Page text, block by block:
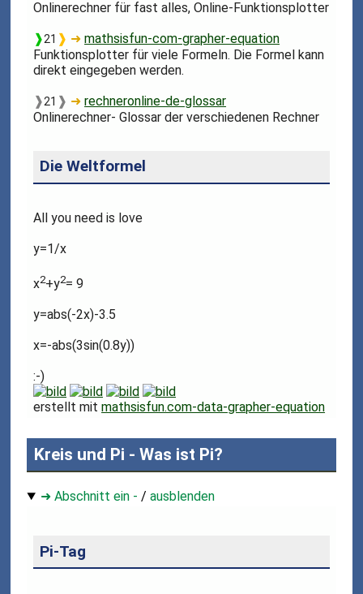
Onlinerechner für fast alles, Online-Funktionsplotter
❱21 ❱ ➜mathsisfun-com-grapher-equation
Funktionsplotter für viele Formeln. Die Formel kann
direkt eingegeben werden.
❱21 ❱ ➜rechneronline-de-glossar
Onlinerechner- Glossar der verschiedenen Rechner
Die Weltformel
All you need is love
y=1/x
x2+y2= 9
y=abs(-2x)-3.5
x=-abs(3sin(0.8y))
:-)
erstellt mitmathsisfun.com-data-grapher-equation
Kreis und Pi - Was ist Pi?
➜ Abschnitt ein - /ausblenden
Pi-Tag